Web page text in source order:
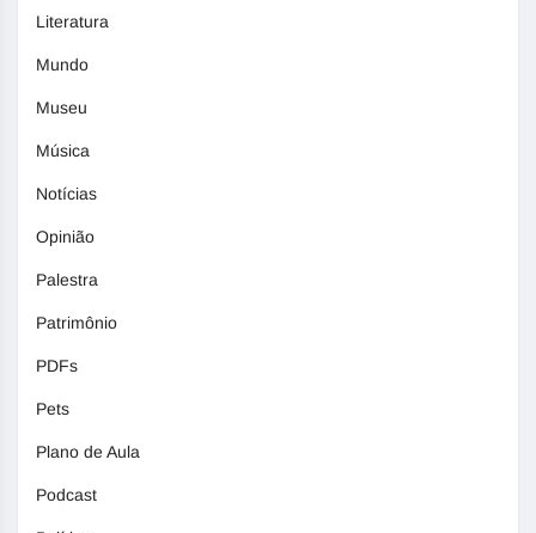
Literatura
Mundo
Museu
Música
Notícias
Opinião
Palestra
Patrimônio
PDFs
Pets
Plano de Aula
Podcast